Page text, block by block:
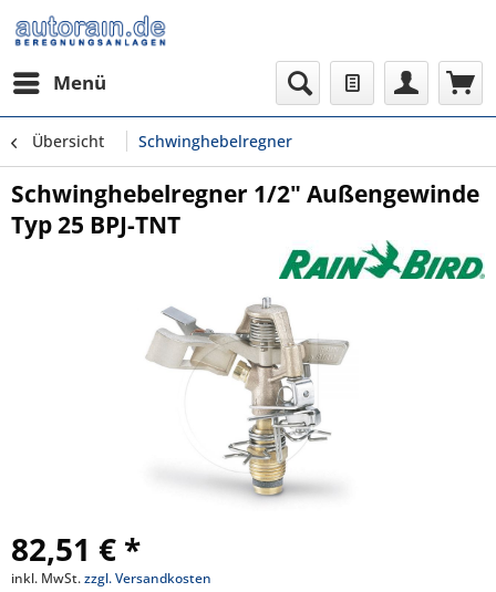
Menü
Übersicht Schwinghebelregner
Schwinghebelregner 1/2" Außengewinde
Typ 25 BPJ-TNT
82,51 € *
inkl. MwSt.zzgl. Versandkosten